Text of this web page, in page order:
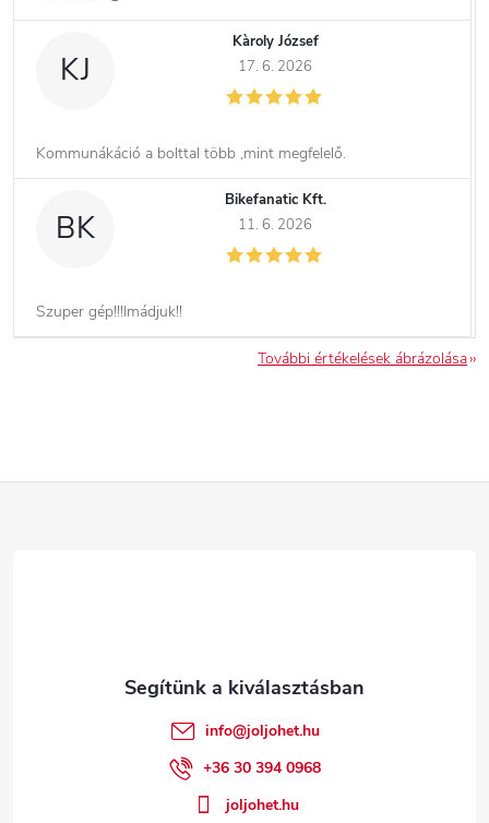
KJ
Kàroly József
17. 6. 2026
Kommunákáció a bolttal több ,mint megfelelő.
BK
Bikefanatic Kft.
11. 6. 2026
Szuper gép!!!Imádjuk!!
További értékelések ábrázolása
info@joljohet.hu
+36 30 394 0968
joljohet.hu